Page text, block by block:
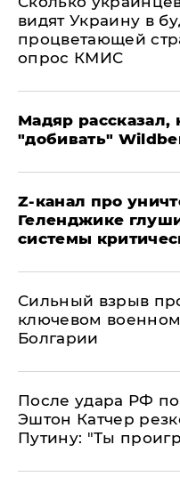
видят Украину в
процветающей
опрос КМИС
Мадяр рассказал,
"добивать"
Z-канал про
Геленджике
системы
Сильный взрыв
ключевом
Болгарии
После удара РФ
Эштон Катчер
Путину: "Ты